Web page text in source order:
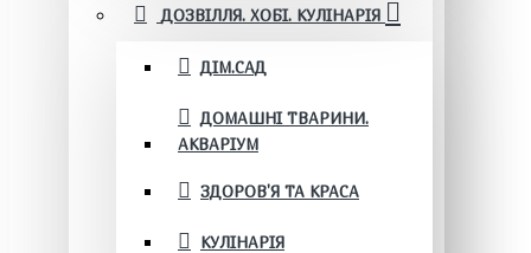
ДОЗВІЛЛЯ. ХОБІ. КУЛІНАРІЯ
ДІМ.САД
ДОМАШНІ ТВАРИНИ.
АКВАРІУМ
ЗДОРОВ'Я ТА КРАСА
КУЛІНАРІЯ